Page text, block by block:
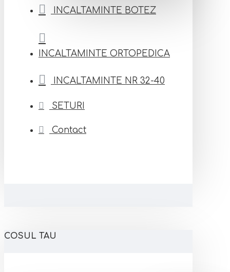
INCALTAMINTE BOTEZ
INCALTAMINTE ORTOPEDICA
INCALTAMINTE NR 32-40
SETURI
Contact
COSUL TAU